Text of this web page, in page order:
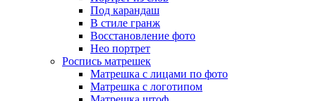
Под карандаш
В стиле гранж
Восстановление фото
Нео портрет
Роспись матрешек
Матрешка с лицами по фото
Матрешка с логотипом